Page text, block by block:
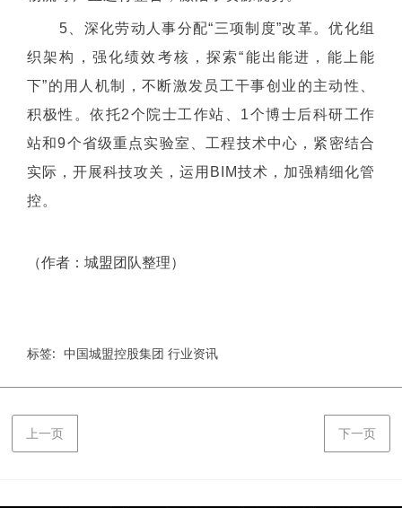
5、 深化劳动人事分配“三项制度”改革。优化组
织架构，强化绩效考核，探索“能出能进，能上能
下”的用人机制，不断激发员工干事创业的主动性、
积极性。依托2个院士工作站、1个博士后科研工作
站和9个省级重点实验室、工程技术中心，紧密结合
实际，开展科技攻关，运用BIM技术，加强精细化管
控。
（作者：城盟团队整理）
标签: 中国城盟控股集团 行业资讯
上一页 下一页